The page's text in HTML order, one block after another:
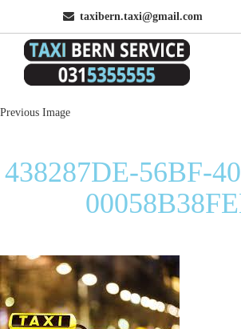
taxibern.taxi@gmail.com
Previous Image
438287DE-56BF-